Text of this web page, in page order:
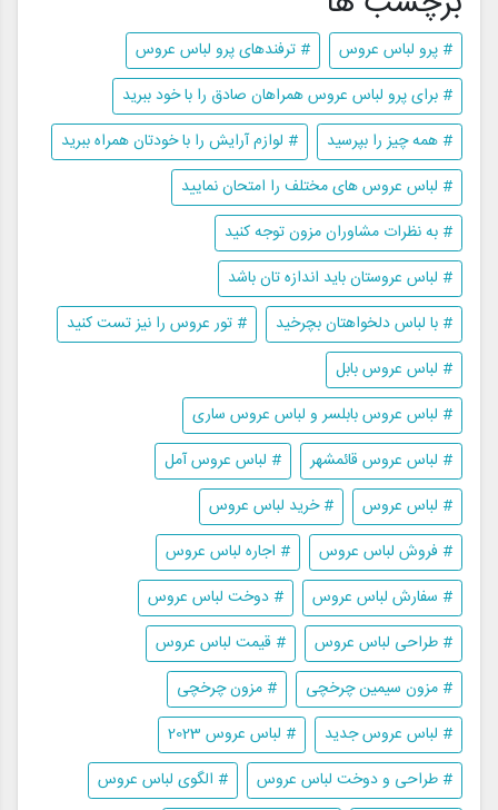
# پرو لباس عروس
# ترفندهای پرو لباس عروس
# برای پرو لباس عروس همراهان صادق را با خود ببرید
# همه چیز را بپرسید
# لوازم آرایش را با خودتان همراه ببرید
# لباس عروس های مختلف را امتحان نمایید
# به نظرات مشاوران مزون توجه کنید
# لباس عروستان باید اندازه تان باشد
# با لباس دلخواهتان بچرخید
# تور عروس را نیز تست کنید
# لباس عروس بابل
# لباس عروس بابلسر و لباس عروس ساری
# لباس عروس قائمشهر
# لباس عروس آمل
# لباس عروس
# خرید لباس عروس
# فروش لباس عروس
# اجاره لباس عروس
# سفارش لباس عروس
# دوخت لباس عروس
# طراحی لباس عروس
# قیمت لباس عروس
# مزون سیمین چرخچی
# مزون چرخچی
# لباس عروس جدید
# لباس عروس 2023
# طراحی و دوخت لباس عروس
# الگوی لباس عروس